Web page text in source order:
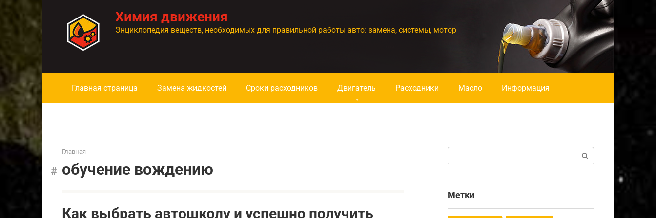
Перейти
Химия движения
Энциклопедия веществ, необходимых для правильной работы авто: замена, системы, мотор
Главная страница Замена жидкостей Сроки расходников Двигатель Расходники Масло Информация
Главная
обучение вождению
Как выбрать автошколу и успешно получить
Метки